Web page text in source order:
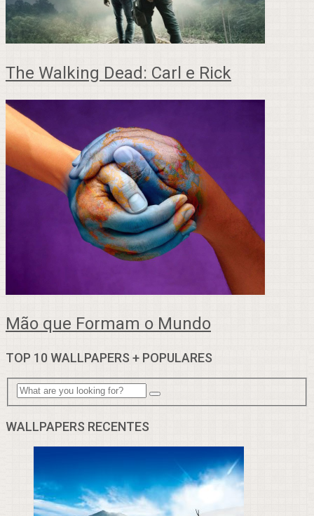
The Walking Dead: Carl e Rick
Mão que Formam o Mundo
TOP 10 WALLPAPERS + POPULARES
WALLPAPERS RECENTES